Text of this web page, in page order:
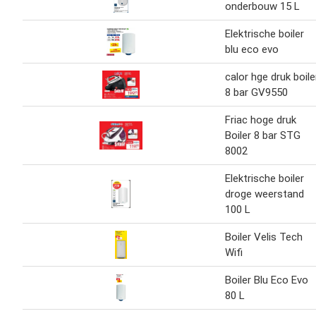
onderbouw 15 L
Elektrische boiler
blu eco evo
calor hge druk
8 bar GV9550
Friac hoge druk
Boiler 8 bar STG
8002
Elektrische boiler
droge weerstand
100 L
Boiler Velis Tech
Wifi
Boiler Blu Eco Evo
80 L